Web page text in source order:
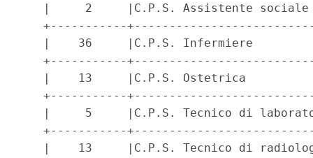
|     2     |C.P.S. Assistente
+-----------
|    36     |C.P.S. Infermiere
+-----------
|    13     |C.P.S. Ostetrica
+-----------
|     5     |C.P.S. Tecnico di
+-----------
|    13     |C.P.S. Tecnico di